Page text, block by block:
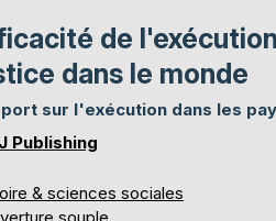
de
dans le monde
sur l'exécution dans les
Publishing
& sciences sociales